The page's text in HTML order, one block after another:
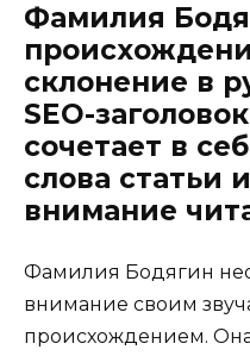
Фамилия
склонение в
SEO-
сочетает в
слова статьи
внимание
Фамилия Бодягин
внимание своим
происхождением. Она